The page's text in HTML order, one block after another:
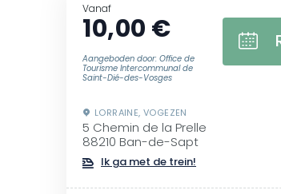
Vanaf
10,00 €
Aangeboden door: Office de
Tourisme Intercommunal de
Saint-Dié-des-Vosges
LORRAINE, VOGEZEN
5 Chemin de la Prelle
88210 Ban-de-Sapt
Ik ga met de trein!